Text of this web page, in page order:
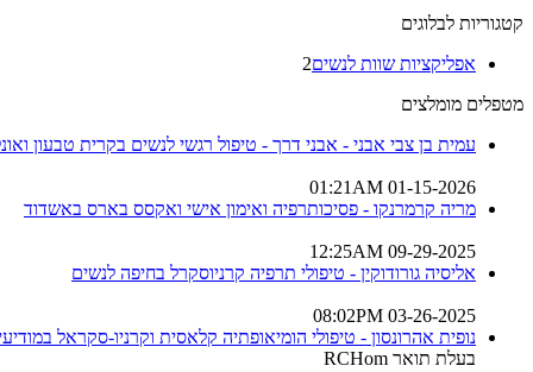
קטגוריות לבלוגים
אפליקציות שוות לנשים2
מטפלים מומלצים
עמית בן צבי אבני - אבני דרך - טיפול רגשי לנשים בקרית טבעון
01-15-2026 01:21AM
מריה קרמרנקו - פסיכותרפיה ואימון אישי ואקסס בארס באשדוד
09-29-2025 12:25AM
אליסיה גורודוקין - טיפולי תרפיה קרניוסקרל בחיפה לנשים
03-26-2025 08:02PM
נופית אהרונסון - טיפולי הומיאופתיה קלאסית וקרניו-סקראל
בעלת תואר RCHom